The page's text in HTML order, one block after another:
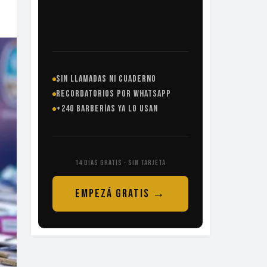
SIN LLAMADAS NI CUADERNO
RECORDATORIOS POR WHATSAPP
+240 BARBERÍAS YA LO USAN
14 DÍAS GRATIS · SIN TARJETA
EMPEZÁ GRATIS →